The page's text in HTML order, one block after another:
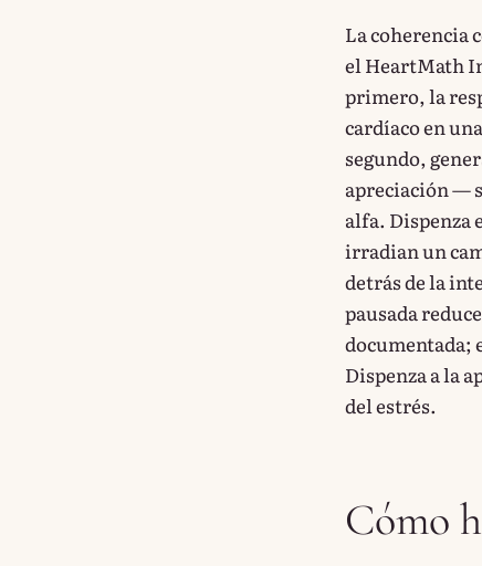
La coherencia
el HeartMath
primero, la
cardíaco en
segundo,
apreciación —
alfa. Dispenza
irradian un
detrás de la
pausada
documentada;
Dispenza a la
del estrés.
Cómo